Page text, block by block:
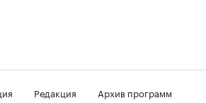
Редакция
Архив программ